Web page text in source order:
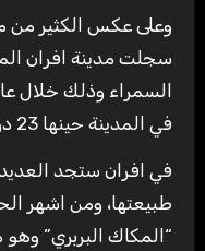
وعلى عكس الكثير من
سجلت مدينة افران
في المدينة حينها 23 درجة تحت الصفر.
في افران ستجد
طبيعتها، ومن اشهر
“المكاك البربري”